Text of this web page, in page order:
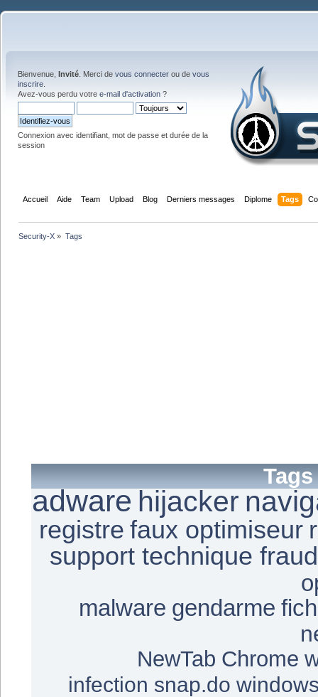
Bienvenue, Invité . Merci de vous connecter ou de vous
inscrire
Avez-vous perdu votre e-mail d'activation ?
Connexion avec identifiant, mot de passe et durée de la
session
Accueil Aide Team Upload Blog Derniers messages Diplome Tags
Security-X » Tags
adware hijacker
registre faux optimiseur
support technique
malware gendarme
NewTab Chrome
infection snap.do